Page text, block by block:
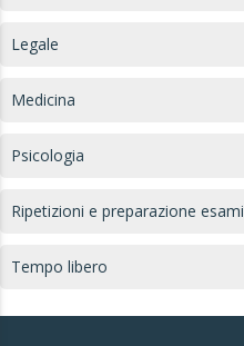
Legale
Medicina
Psicologia
Ripetizioni e preparazione esami
Tempo libero